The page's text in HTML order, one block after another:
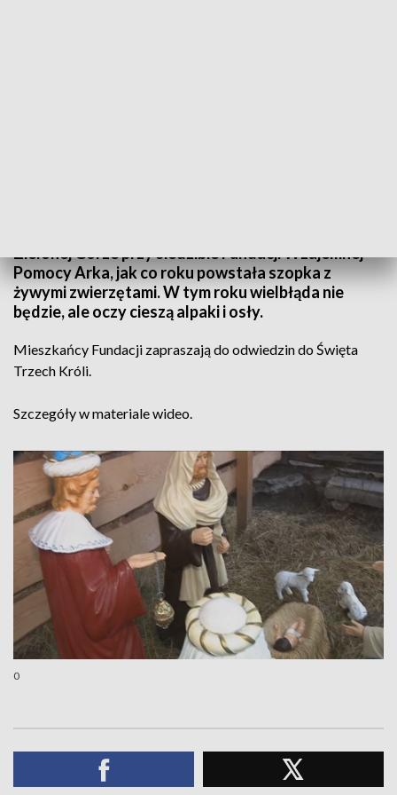
Zielonej Górze przy siedzibie Fundacji Wzajemnej
Pomocy Arka, jak co roku powstała szopka z
żywymi zwierzętami. W tym roku wielbłąda nie
będzie, ale oczy cieszą alpaki i osły.
Mieszkańcy Fundacji zapraszają do odwiedzin do Święta
Trzech Króli.
Szczegóły w materiale wideo.
0